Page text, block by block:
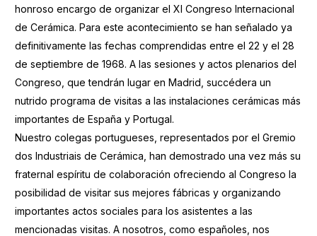
honroso encargo de organizar el XI Congreso Internacional
de Cerámica. Para este acontecimiento se han señalado ya
definitivamente las fechas comprendidas entre el 22 y el 28
de septiembre de 1968. A las sesiones y actos plenarios del
Congreso, que tendrán lugar en Madrid, succédera un
nutrido programa de visitas a las instalaciones cerámicas más
importantes de España y Portugal.
Nuestro colegas portugueses, representados por el Gremio
dos Industriais de Cerámica, han demostrado una vez más su
fraternal espíritu de colaboración ofreciendo al Congreso la
posibilidad de visitar sus mejores fábricas y organizando
importantes actos sociales para los asistentes a las
mencionadas visitas. A nosotros, como españoles, nos